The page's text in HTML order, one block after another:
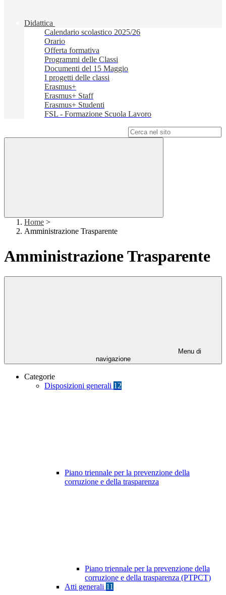
Didattica
Calendario scolastico 2025/26
Orario
Offerta formativa
Programmi delle Classi
Documenti del 15 Maggio
I progetti delle classi
Erasmus+
Erasmus+ Staff
Erasmus+ Studenti
FSL - Formazione Scuola Lavoro
Home >
Amministrazione Trasparente
Amministrazione Trasparente
Menu di
navigazione
Categorie
Disposizioni generali 12
Piano triennale per la prevenzione della
corruzione e della trasparenza
Piano triennale per la prevenzione della
corruzione e della trasparenza (PTPCT)
Atti generali 11